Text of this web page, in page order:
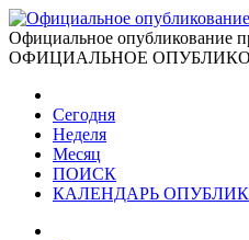
Официальное опубликование
ОФИЦИАЛЬНОЕ
Сегодня
Неделя
Месяц
ПОИСК
КАЛЕНДАРЬ